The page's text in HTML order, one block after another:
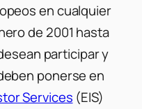
en cualquier
de 2001 hasta
participar y
ponerse en
Services (EIS)